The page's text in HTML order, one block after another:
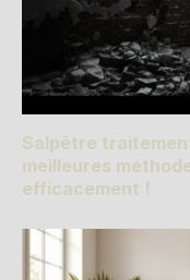
Salpêtre
meilleures
efficacement !